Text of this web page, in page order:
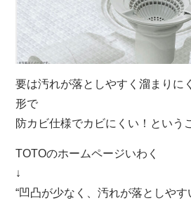
要は汚れが落としやすく溜まりに
形で
防カビ仕様でカビにくい！という
TOTOのホームページいわく
↓
“凹凸が少なく、汚れが落としや